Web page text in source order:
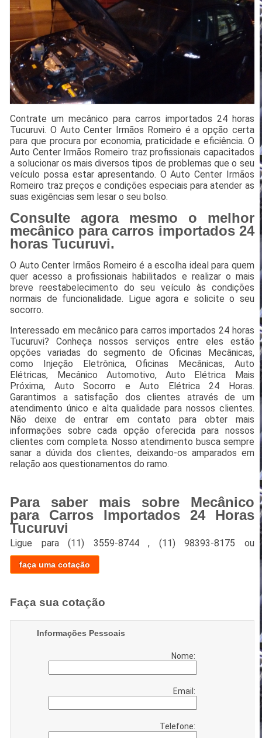
Contrate um mecânico para carros importados 24 horas
Tucuruvi. O Auto Center Irmãos Romeiro é a opção certa
para que procura por economia, praticidade e eficiência. O
Auto Center Irmãos Romeiro traz profissionais capacitados
a solucionar os mais diversos tipos de problemas que o seu
veículo possa estar apresentando. O Auto Center Irmãos
Romeiro traz preços e condições especiais para atender as
suas exigências sem lesar o seu bolso.
Consulte agora mesmo o melhor
mecânico para carros importados 24
horas Tucuruvi.
O Auto Center Irmãos Romeiro é a escolha ideal para quem
quer acesso a profissionais habilitados e realizar o mais
breve reestabelecimento do seu veículo às condições
normais de funcionalidade. Ligue agora e solicite o seu
socorro.
Interessado em mecânico para carros importados 24 horas
Tucuruvi? Conheça nossos serviços entre eles estão
opções variadas do segmento de Oficinas Mecânicas,
como Injeção Eletrônica, Oficinas Mecânicas, Auto
Elétricas, Mecânico Automotivo, Auto Elétrica Mais
Próxima, Auto Socorro e Auto Elétrica 24 Horas.
Garantimos a satisfação dos clientes através de um
atendimento único e alta qualidade para nossos clientes.
Não deixe de entrar em contato para obter mais
informações sobre cada opção oferecida para nossos
clientes com completa. Nosso atendimento busca sempre
sanar a dúvida dos clientes, deixando-os amparados em
relação aos questionamentos do ramo.
Para saber mais sobre Mecânico
para Carros Importados 24 Horas
Tucuruvi
Ligue para(11) 3559-8744 , (11) 98393-8175 ou
faça uma cotação
Faça sua cotação
Informações Pessoais
Nome:
Email:
Telefone: